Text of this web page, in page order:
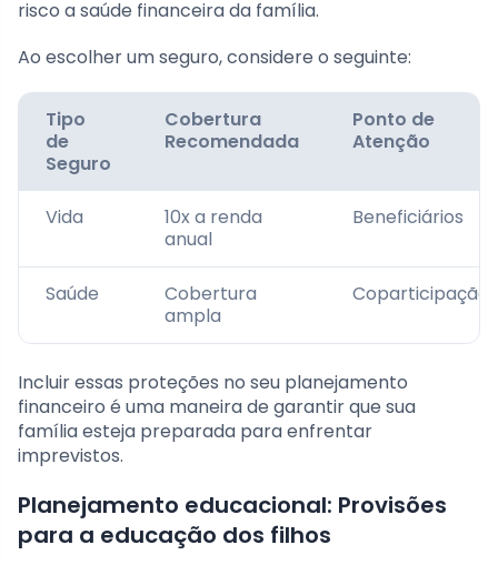
risco a saúde financeira da família.
Ao escolher um seguro, considere o seguinte:
Tipo
de
Seguro
Cobertura
Recomendada
Ponto de
Atenção
Vida
10x a renda
anual
Beneficiários
Saúde
Cobertura
ampla
Coparticipação
Incluir essas proteções no seu planejamento
financeiro é uma maneira de garantir que sua
família esteja preparada para enfrentar
imprevistos.
Planejamento educacional: Provisões
para a educação dos filhos